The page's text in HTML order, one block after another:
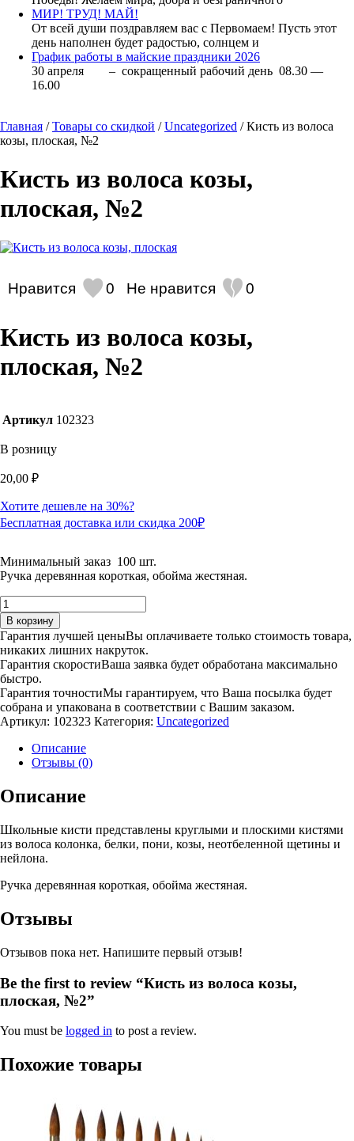
МИР! ТРУД! МАЙ!
От всей души поздравляем вас с Первомаем! Пусть этот
день наполнен будет радостью, солнцем и
График работы в майские праздники 2026
30 апреля – сокращенный рабочий день 08.30 —
16.00
Главная /Товары со скидкой /Uncategorized / Кисть из волоса
козы, плоская, №2
Кисть из волоса козы,
плоская, №2
Нравится 0 Не нравится 0
Кисть из волоса козы,
плоская, №2
Артикул 102323
В розницу
20,00 ₽
Хотите дешевле на 30%?
Бесплатная доставка или скидка 200₽
Минимальный заказ 100 шт.
Ручка деревянная короткая, обойма жестяная.
Количество
товара
Кисть
из
волоса
козы,
плоская,
№2
В корзину
Гарантия лучшей ценыВы оплачиваете только стоимость товара,
никаких лишних накруток.
Гарантия скоростиВаша заявка будет обработана максимально
быстро.
Гарантия точностиМы гарантируем, что Ваша посылка будет
собрана и упакована в соответствии с Вашим заказом.
Артикул: 102323 Категория: Uncategorized
Описание
Отзывы (0)
Описание
Школьные кисти представлены круглыми и плоскими кистями
из волоса колонка, белки, пони, козы, неотбеленной щетины и
нейлона.
Ручка деревянная короткая, обойма жестяная.
Отзывы
Отзывов пока нет. Напишите первый отзыв!
Be the first to review “Кисть из волоса козы,
плоская, №2”
You must be logged in to post a review.
Похожие товары